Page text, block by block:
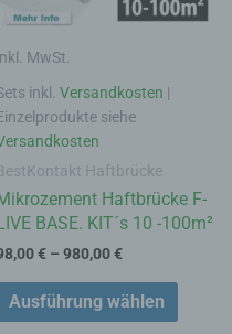
MwSt.
inkl. Versandkosten |
siehe
Haftbrücke
Haftbrücke F-
LIVE BASE. KIT´s 10 -100m²
€ – 980,00€
Ausführung wählen